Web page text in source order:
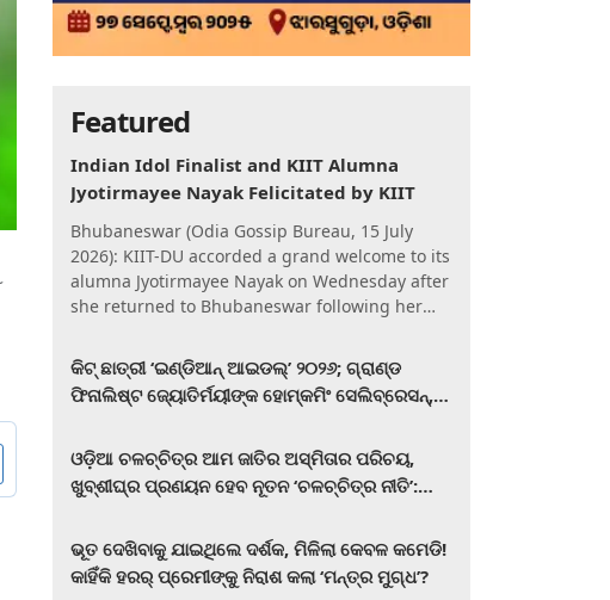
Featured
Indian Idol Finalist and KIIT Alumna
Jyotirmayee Nayak Felicitated by KIIT
Bhubaneswar (Odia Gossip Bureau, 15 July
2026): KIIT-DU accorded a grand welcome to its
alumna Jyotirmayee Nayak on Wednesday after
she returned to Bhubaneswar following her
କିଟ୍‍ ଛାତ୍ରୀ ‘ଇଣ୍ଡିଆନ୍ ଆଇଡଲ୍‌’ ୨୦୨୬; ଗ୍ରାଣ୍ଡ
ଫିନାଲିଷ୍ଟ ଜ୍ୟୋତିର୍ମୟୀଙ୍କ ହୋମ୍‍କମିଂ ସେଲିବ୍ରେସନ୍‍,
ଓଡ଼ିଆ ଚଳଚ୍ଚିତ୍ର ଆମ ଜାତିର ଅସ୍ମିତାର ପରିଚୟ,
ଖୁବ୍‌ଶୀଘ୍ର ପ୍ରଣୟନ ହେବ ନୂତନ ‘ଚଳଚ୍ଚିତ୍ର ନୀତି’:
ଭୂତ ଦେଖିବାକୁ ଯାଇଥିଲେ ଦର୍ଶକ, ମିଳିଲା କେବଳ କମେଡି!
କାହିଁକି ହରର୍‌ ପ୍ରେମୀଙ୍କୁ ନିରାଶ କଲା ‘ମନ୍ତ୍ର ମୁଗ୍ଧ’?